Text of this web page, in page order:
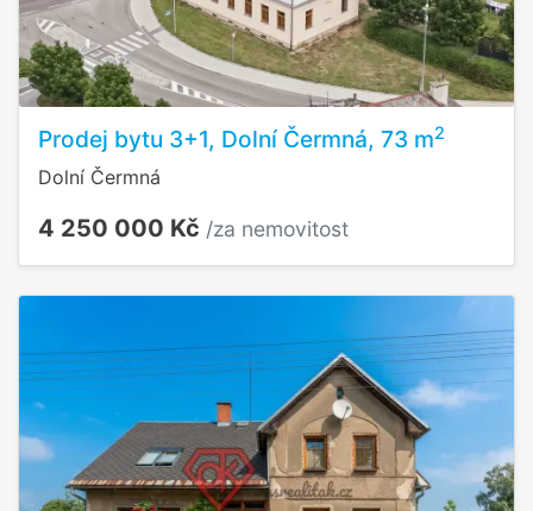
Prodej bytu 3+1, Dolní Čermná, 73 m2
Dolní Čermná
4 250 000 Kč /za nemovitost